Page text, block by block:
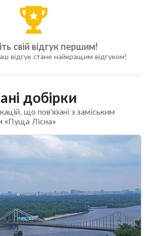
свій відгук першим!
відгук стане найкращим відгуком!
добірки
що пов'язані з заміським
«Пуща Лісна»